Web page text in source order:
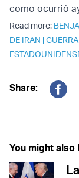
como ocurrió
Read more:
DE IRAN |
Share:
You might